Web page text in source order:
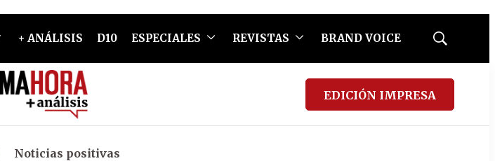
+ ANÁLISIS D10 ESPECIALES REVISTAS BRAND VOICE
Mostrar
EDICIÓN IMPRESA
Noticias positivas